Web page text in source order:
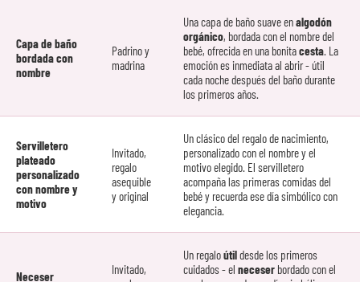
Capa de baño
bordada con
nombre
Padrino y
madrina
Una capa de baño suave enalgodón
orgánico, bordada con el nombre del
bebé, ofrecida en una bonitacesta. La
emoción es inmediata al abrir - útil
cada noche después del baño durante
los primeros años.
Servilletero
plateado
personalizado
con nombre y
motivo
Invitado,
regalo
asequible
y original
Un clásico del regalo de nacimiento,
personalizado con el nombre y el
motivo elegido. El servilletero
acompaña las primeras comidas del
bebé y recuerda ese día simbólico con
elegancia.
Neceser
Invitado,
Un regaloútildesde los primeros
cuidados - el neceser bordado con el